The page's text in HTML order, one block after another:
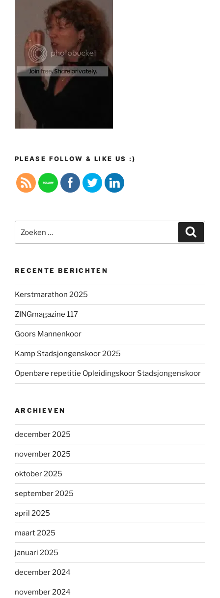
PLEASE FOLLOW & LIKE US :)
naar:
RECENTE BERICHTEN
Kerstmarathon 2025
ZINGmagazine 117
Goors Mannenkoor
Kamp Stadsjongenskoor 2025
Openbare repetitie Opleidingskoor Stadsjongenskoor
ARCHIEVEN
december 2025
november 2025
oktober 2025
september 2025
april 2025
maart 2025
januari 2025
december 2024
november 2024